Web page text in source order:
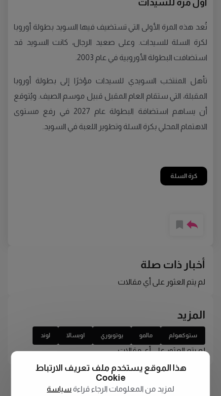
أول مرة للسيدات
تُعد هذه المرة الأولى التي تستضيف فيها السويد بطولة أوروبا
لكرة السلة للسيدات. وعلى صعيد الرجال، كانت السويد قد
استضافت البطولة الأوروبية في عام 2003.
تأهل المنتخب السويدي للسيدات مؤخرًا إلى بطولة أوروبا
المقبلة، التي ستقام العام المقبل قبيل موسم الصيف. ويُتوقع
أن يساهم استضافة البطولة عام 2027 في رفع مستوى
الاهتمام المحلي بكرة السلة وتطوير اللعبة في السويد.
كرة السلة
أخبار ذات صلة
لم يتم العثور على أي مقالات
المزيد
ستوكهولم مالمو يوتوبوري اوبسالا لوند
لم يتم العثور على أي مقالات
هذا الموقع يستخدم ملف تعريف الارتباط
Cookie
لمزيد من المعلومات الرجاء قراءة سياسة